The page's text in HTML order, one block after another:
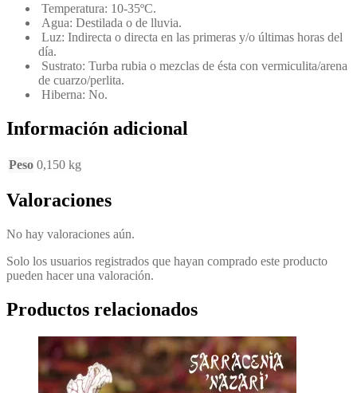
Temperatura: 10-35ºC.
Agua: Destilada o de lluvia.
Luz: Indirecta o directa en las primeras y/o últimas horas del
día.
Sustrato: Turba rubia o mezclas de ésta con vermiculita/arena
de cuarzo/perlita.
Hiberna: No.
Información adicional
Peso 0,150 kg
Valoraciones
No hay valoraciones aún.
Solo los usuarios registrados que hayan comprado este producto
pueden hacer una valoración.
Productos relacionados